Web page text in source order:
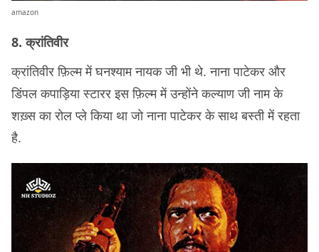
amazon
8. क्रांतिवीर
क्रांतिवीर फ़िल्म में घनश्याम नायक जी भी थे. नाना पाटेकर और
डिंपल कपाड़िया स्टारर इस फ़िल्म में उन्होंने कल्याण जी नाम के
शख़्स का रोल प्ले किया था जो नाना पाटेकर के साथ बस्ती में रहता
है.